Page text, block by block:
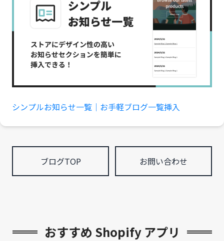
シンプルお知らせ一覧｜お手軽ブログ一覧挿入
ブログTOP お問い合わせ
おすすめ Shopify アプリ